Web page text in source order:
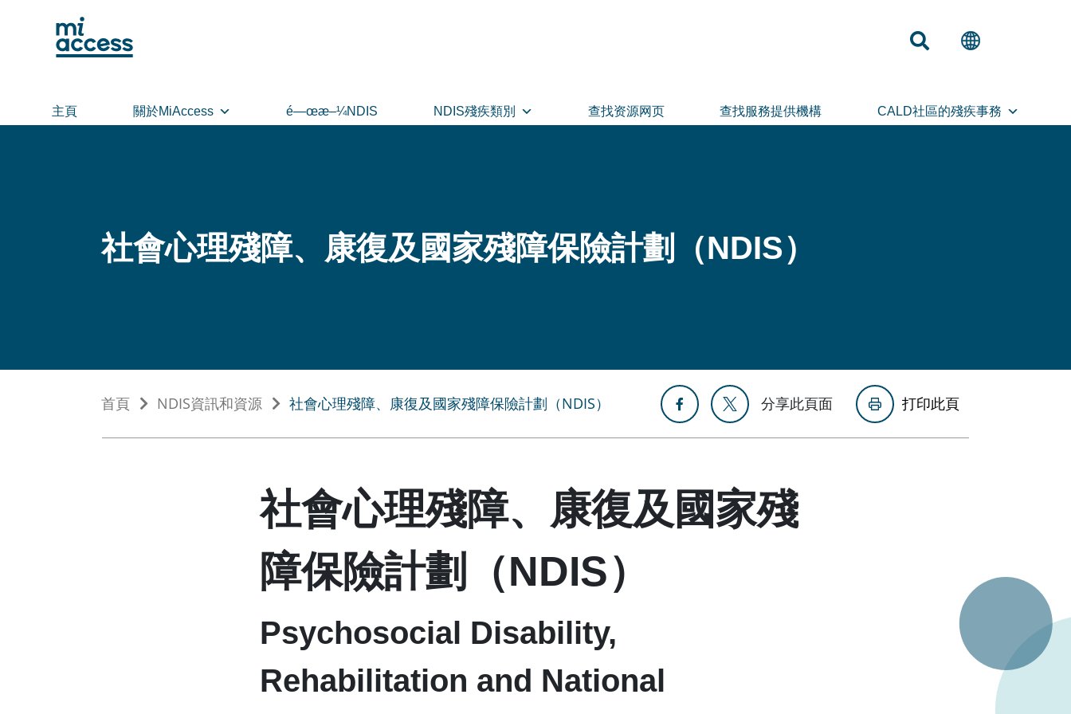
主頁 關於MiAccess é—œæ–¼NDIS NDIS殘疾類別 查找资源网页 查找服務提供機構 CALD社區的殘疾事務
社會心理殘障、康復及國家殘障保險計劃（NDIS）
首頁 NDIS資訊和資源 社會心理殘障、康復及國家殘障保險計劃（NDIS） 分享此頁面 打印此頁
社會心理殘障、康復及國家殘
障保險計劃（NDIS）
Psychosocial Disability,
Rehabilitation and National